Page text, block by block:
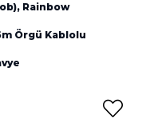
Rainbow
Örgü Kablolu